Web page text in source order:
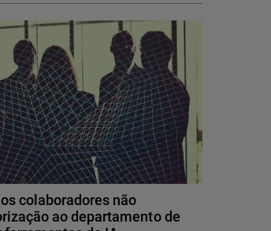
colaboradores não
ao departamento de